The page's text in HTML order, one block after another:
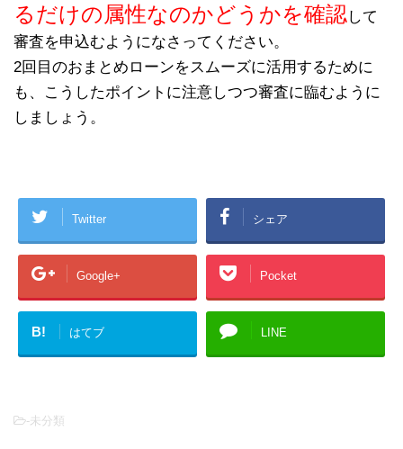
るだけの属性なのかどうかを確認して
審査を申込むようになさってください。
2回目のおまとめローンをスムーズに活用するために
も、こうしたポイントに注意しつつ審査に臨むように
しましょう。
Twitter シェア
Google+ Pocket
B! はてブ LINE
-未分類